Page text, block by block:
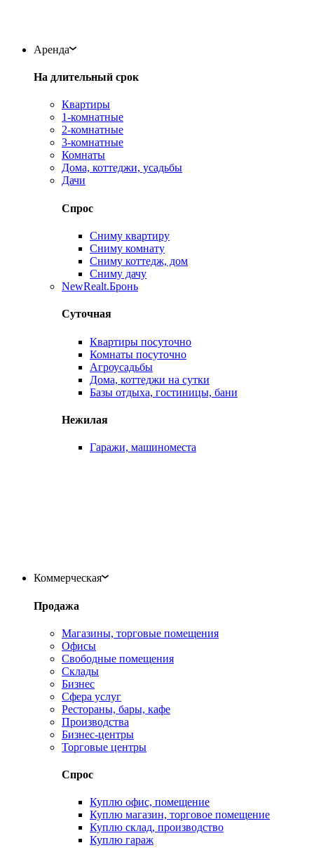
Аренда
На длительный срок
Квартиры
1-комнатные
2-комнатные
3-комнатные
Комнаты
Дома, коттеджи, усадьбы
Дачи
Спрос
Сниму квартиру
Сниму комнату
Сниму коттедж, дом
Сниму дачу
NewRealt.Бронь
Суточная
Квартиры посуточно
Комнаты посуточно
Агроусадьбы
Дома, коттеджи на сутки
Базы отдыха, гостиницы, бани
Нежилая
Гаражи, машиноместа
Коммерческая
Продажа
Магазины, торговые помещения
Офисы
Свободные помещения
Склады
Бизнес
Сфера услуг
Рестораны, бары, кафе
Производства
Бизнес-центры
Торговые центры
Спрос
Куплю офис, помещение
Куплю магазин, торговое помещение
Куплю склад, производство
Куплю гараж